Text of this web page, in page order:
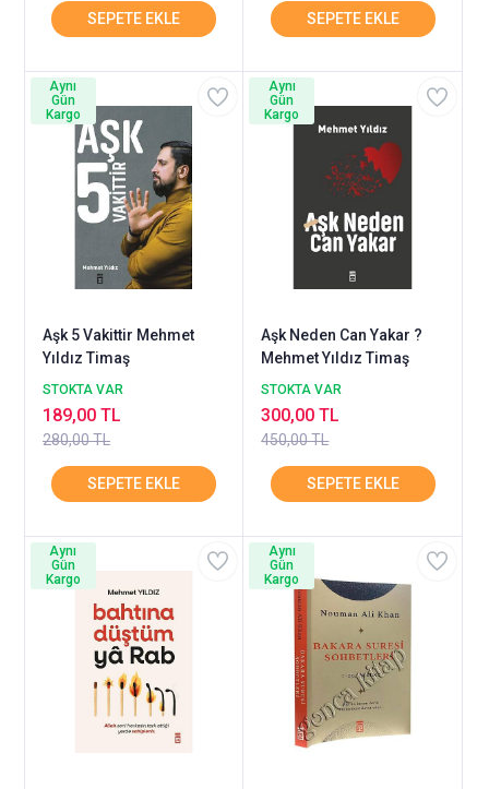
Aşk 5 Vakittir Mehmet
Yıldız Timaş
STOKTA VAR
280,00 TL
189,00 TL
Aynı
Gün
Kargo
Aşk Neden Can Yakar ?
Mehmet Yıldız Timaş
STOKTA VAR
450,00 TL
300,00 TL
Aynı
Gün
Kargo
Aynı
Gün
Kargo
Aynı
Gün
Kargo